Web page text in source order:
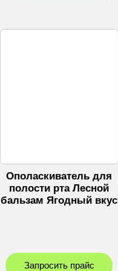
Ополаскиватель для
полости рта Лесной
бальзам Ягодный вкус
Запросить прайс